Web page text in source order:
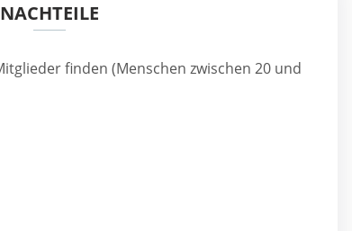
NACHTEILE
finden (Menschen zwischen 20 und